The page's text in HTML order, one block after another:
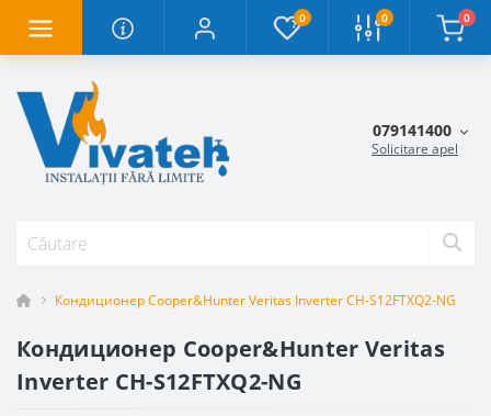
0 0 0
079141400
Solicitare apel
Кондиционер Cooper&Hunter Veritas Inverter CH-S12FTXQ2-NG
Кондиционер Cooper&Hunter Veritas
Inverter CH-S12FTXQ2-NG